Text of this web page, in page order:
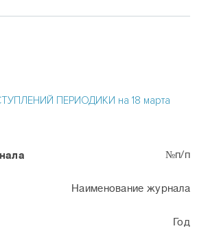
ПЕРИОДИКИ на 18 марта
№п/п
Наименование журнала
Год